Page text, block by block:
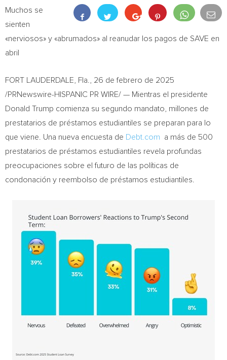
Muchos se
sienten
«nerviosos» y «abrumados» al reanudar los pagos de SAVE en
abril
FORT LAUDERDALE, Fla.
26 de febrero de 2025
/PRNewswire-HISPANIC PR WIRE/ — Mientras el presidente
Donald Trump comienza su segundo mandato, millones de
prestatarios de préstamos estudiantiles se preparan para lo
que viene. Una nueva encuesta de Debt.com
a más de 500
prestatarios de préstamos estudiantiles revela profundas
preocupaciones sobre el futuro de las políticas de
condonación y reembolso de préstamos estudiantiles.